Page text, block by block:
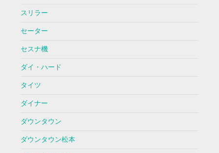
スリラー
セーター
セスナ機
ダイ・ハード
タイツ
ダイナー
ダウンタウン
ダウンタウン松本